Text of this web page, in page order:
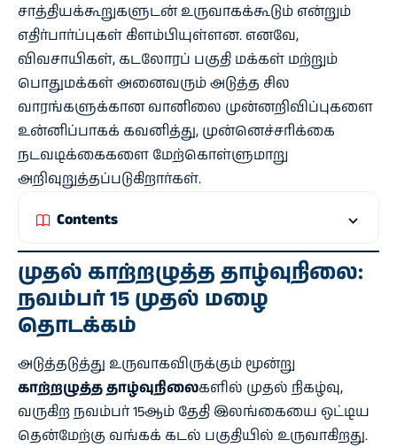
சாத்தியக்கூறுகளுடன் உருவாகக்கூடும் என்றும்
எதிர்பார்ப்புகள் கிளம்பியுள்ளன. எனவே,
விவசாயிகள், கடலோரப் பகுதி மக்கள் மற்றும்
பொதுமக்கள் அனைவரும் அடுத்த சில
வாரங்களுக்கான வானிலை முன்னறிவிப்புகளை
உன்னிப்பாகக் கவனித்து, முன்னெச்சரிக்கை
நடவடிக்கைகளை மேற்கொள்ளுமாறு
அறிவுறுத்தப்படுகிறார்கள்.
Contents
முதல் காற்றழுத்த தாழ்வுநிலை:
நவம்பர் 15 முதல் மழை
தொடக்கம்
அடுத்தடுத்து உருவாகவிருக்கும் மூன்று
காற்றழுத்த தாழ்வுநிலைகளில் முதல் நிகழ்வு,
வருகிற நவம்பர் 15ஆம் தேதி இலங்கையை ஒட்டிய
தென்மேற்கு வங்கக் கடல் பகுதியில் உருவாகிறது.